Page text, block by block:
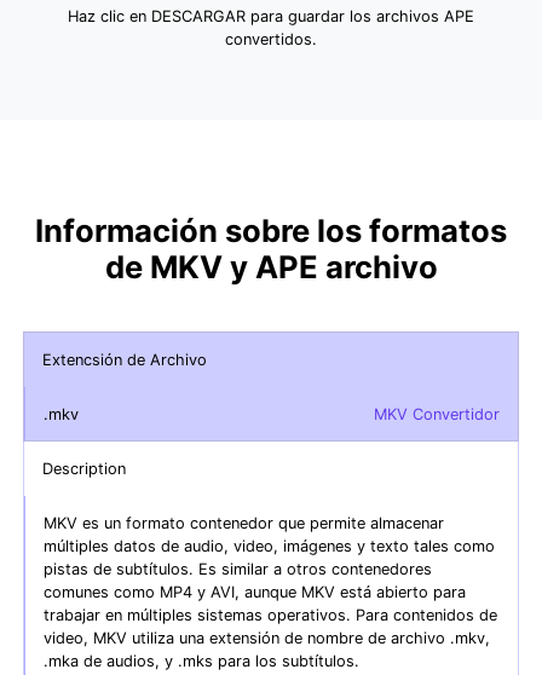
Haz clic en DESCARGAR para guardar los archivos APE
convertidos.
Información sobre los formatos
de MKV y APE archivo
Extencsión de Archivo
.mkv MKV Convertidor
Description
MKV es un formato contenedor que permite almacenar
múltiples datos de audio, video, imágenes y texto tales como
pistas de subtítulos. Es similar a otros contenedores
comunes como MP4 y AVI, aunque MKV está abierto para
trabajar en múltiples sistemas operativos. Para contenidos de
video, MKV utiliza una extensión de nombre de archivo .mkv,
.mka de audios, y .mks para los subtítulos.